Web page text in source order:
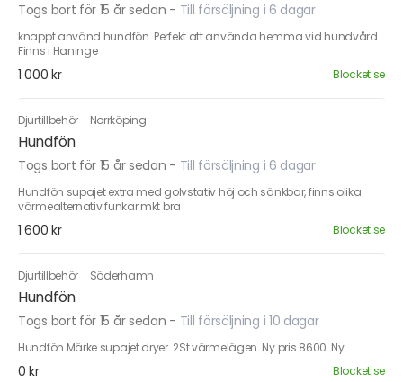
Togs bort för 15 år sedan - Till försäljning i 6 dagar
knappt använd hundfön. Perfekt att använda hemma vid hundvård.
Finns i Haninge
1 000 kr Blocket.se
Djurtillbehör · Norrköping
Hundfön
Togs bort för 15 år sedan - Till försäljning i 6 dagar
Hundfön supajet extra med golvstativ höj och sänkbar, finns olika
värmealternativ funkar mkt bra
1 600 kr Blocket.se
Djurtillbehör · Söderhamn
Hundfön
Togs bort för 15 år sedan - Till försäljning i 10 dagar
Hundfön Märke supajet dryer. 2St värmelägen. Ny pris 8600. Ny.
0 kr Blocket.se